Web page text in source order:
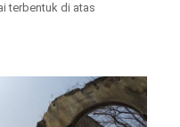
terbentuk di atas